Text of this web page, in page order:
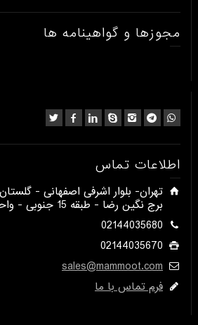
مجوزها و گواهینامه ها
اطلاعات تماس
برج نگین رضا - طبقه 15 جنوبی - واحد 1505​
02144035680
02144035670
sales@mammoot.com
فرم تماس با ما